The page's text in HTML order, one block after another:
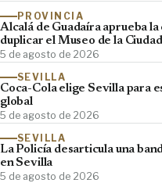
PROVINCIA
Alcalá de Guadaíra aprueba
duplicar el Museo de la Ciudad
5 de agosto de 2026
SEVILLA
Coca-Cola elige Sevilla para
global
5 de agosto de 2026
SEVILLA
La Policía desarticula una
en Sevilla
5 de agosto de 2026